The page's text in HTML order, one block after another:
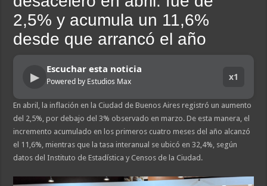
2,5% y acumula un 11,6%
desde que arrancó el año
▶
Escuchar esta noticia
Powered by Estudios Max x1
En abril, la inflación en la Ciudad de Buenos Aires registró un aumento
del 2,5%, por debajo del 3% observado en marzo. De esta manera, el
incremento acumulado en los primeros cuatro meses del año alcanzó
el 11,6%, mientras que la tasa interanual se ubicó en 32,4%, según
datos del Instituto de Estadística y Censos de la Ciudad.